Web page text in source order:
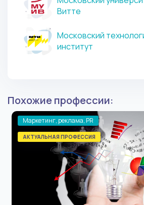
Витте
Московский
институт
Похожие профессии:
Маркетинг, реклама, PR
АКТУАЛЬНАЯ ПРОФЕССИЯ